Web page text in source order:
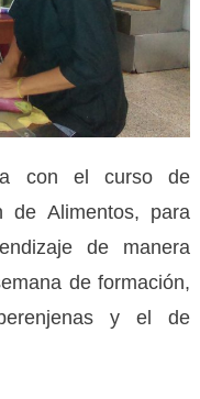
con el curso de
de Alimentos, para
de manera
de formación,
y el de